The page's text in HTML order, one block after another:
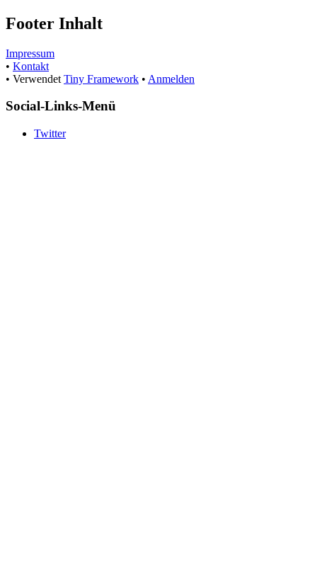
Footer Inhalt
Impressum
• Kontakt
• Verwendet Tiny Framework • Anmelden
Social-Links-Menü
Twitter